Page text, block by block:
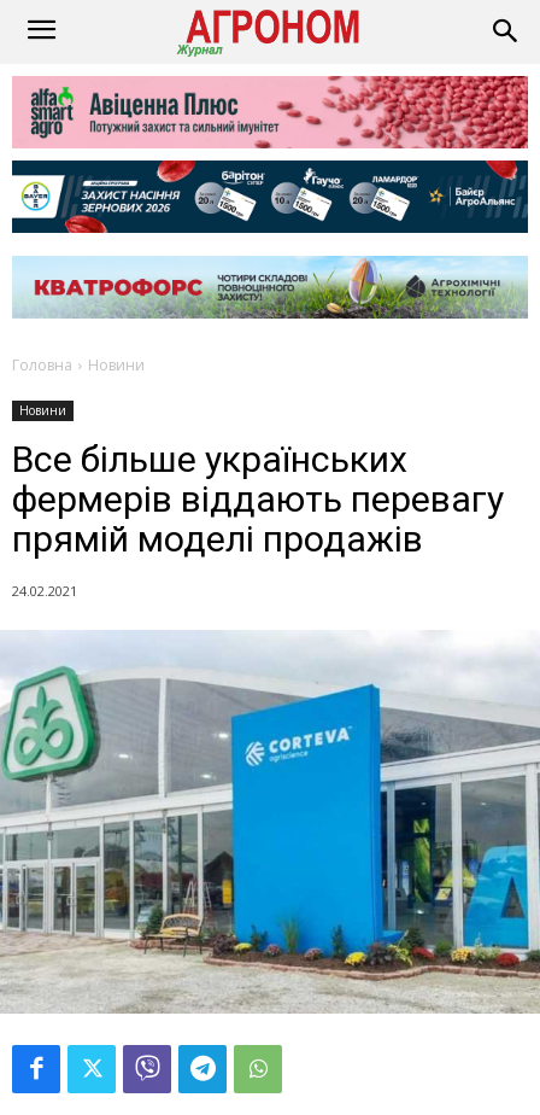
Головна Новини
Новини
Все більше українських
фермерів віддають перевагу
прямій моделі продажів
24.02.2021